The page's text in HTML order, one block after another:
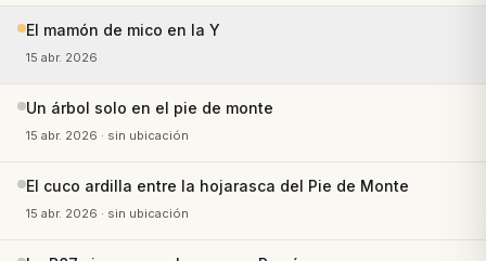
El mamón de mico en la Y
15 abr. 2026
Un árbol solo en el pie de monte
15 abr. 2026 · sin ubicación
El cuco ardilla entre la hojarasca del Pie de Monte
15 abr. 2026 · sin ubicación